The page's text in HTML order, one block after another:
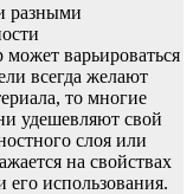
разными
может варьироваться
всегда желают
то многие
удешевляют свой
слоя или
на свойствах
использования.